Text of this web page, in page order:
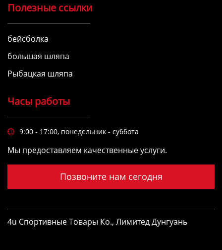
Полезные ссылки
бейсболка
большая шляпа
Рыбацкая шляпа
Часы работы
 9:00 - 17:00, понедельник - суббота
Мы предоставляем качественные услуги.
Позвоните нам сегодня
4u Спортивные Товары Ко., Лимитед Дунгуань